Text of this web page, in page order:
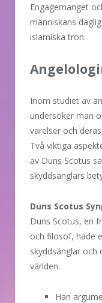
Engagemanget
människans
islamiska tron.
Inom studiet av
undersöker man
varelser och
Två viktiga
av Duns Scotus
skyddsänglars
Duns Scotus
Duns Scotus, en
och filosof, hade
skyddsänglar och
världen.
Han